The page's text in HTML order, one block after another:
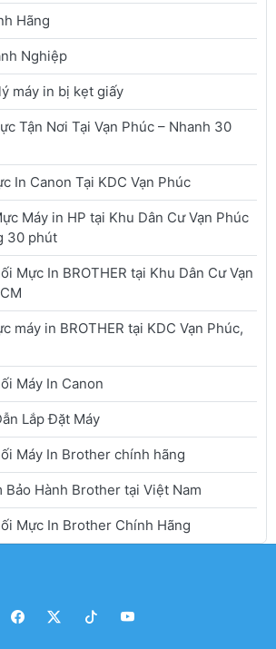
Hãng
Nghiệp
máy in bị kẹt giấy
Tận Nơi Tại Vạn Phúc – Nhanh 30
In Canon Tại KDC Vạn Phúc
Máy in HP tại Khu Dân Cư Vạn Phúc
30 phút
Mực In BROTHER tại Khu Dân Cư Vạn
máy in BROTHER tại KDC Vạn Phúc,
Máy In Canon
Lắp Đặt Máy
Máy In Brother chính hãng
Bảo Hành Brother tại Việt Nam
Mực In Brother Chính Hãng